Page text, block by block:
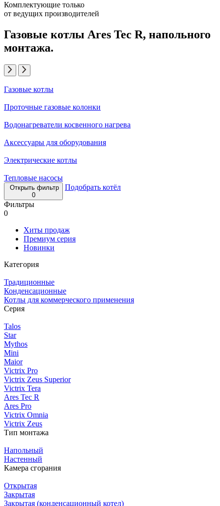
Комплектующие только
от ведущих производителей
Газовые котлы Ares Tec R, напольного
монтажа.
Газовые котлы
Проточные газовые колонки
Водонагреватели косвенного нагрева
Аксессуары для оборудования
Электрические котлы
Тепловые насосы
Открыть фильтр
0
Подобрать котёл
Фильтры
0
Хиты продаж
Премиум серия
Новинки
Категория
Традиционные
Конденсационные
Котлы для коммерческого применения
Серия
Talos
Star
Mythos
Mini
Maior
Victrix Pro
Victrix Zeus Superior
Victrix Tera
Ares Tec R
Ares Pro
Victrix Omnia
Victrix Zeus
Тип монтажа
Напольный
Настенный
Камера сгорания
Открытая
Закрытая
Закрытая (конденсационный котел)